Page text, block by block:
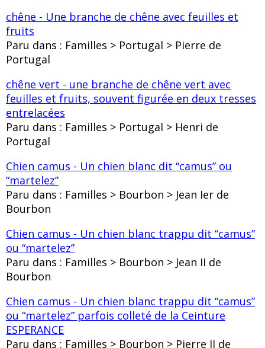
chêne - Une branche de chêne avec feuilles et
fruits
Paru dans : Familles > Portugal > Pierre de
Portugal
chêne vert - une branche de chêne vert avec
feuilles et fruits, souvent figurée en deux tresses
entrelacées
Paru dans : Familles > Portugal > Henri de
Portugal
Chien camus - Un chien blanc dit “camus” ou
“martelez”
Paru dans : Familles > Bourbon > Jean Ier de
Bourbon
Chien camus - Un chien blanc trappu dit “camus”
ou “martelez”
Paru dans : Familles > Bourbon > Jean II de
Bourbon
Chien camus - Un chien blanc trappu dit “camus”
ou “martelez” parfois colleté de la Ceinture
ESPERANCE
Paru dans : Familles > Bourbon > Pierre II de